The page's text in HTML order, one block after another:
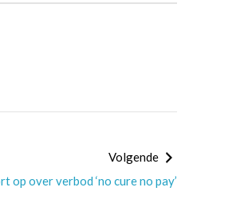
Volgende
op over verbod ‘no cure no pay’